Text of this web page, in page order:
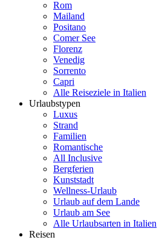
Rom
Mailand
Positano
Comer See
Florenz
Venedig
Sorrento
Capri
Alle Reiseziele in Italien
Urlaubstypen
Luxus
Strand
Familien
Romantische
All Inclusive
Bergferien
Kunststadt
Wellness-Urlaub
Urlaub auf dem Lande
Urlaub am See
Alle Urlaubsarten in Italien
Reisen